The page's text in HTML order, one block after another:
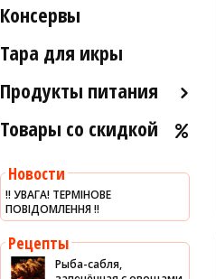
Мясо гребешка
Рапаны
Другое
Рыба слабосоленая
Рыба холодного и
Индейка
Консервы
Тара для икры
Продукты питания
Оливковое масло
Уксус
Сыры
Соусы
Сладости
Товары со скидкой
Новости
‼️ УВАГА! ТЕРМІНОВЕ
ПОВІДОМЛЕННЯ ‼️
Рецепты
Рыба-сабля,